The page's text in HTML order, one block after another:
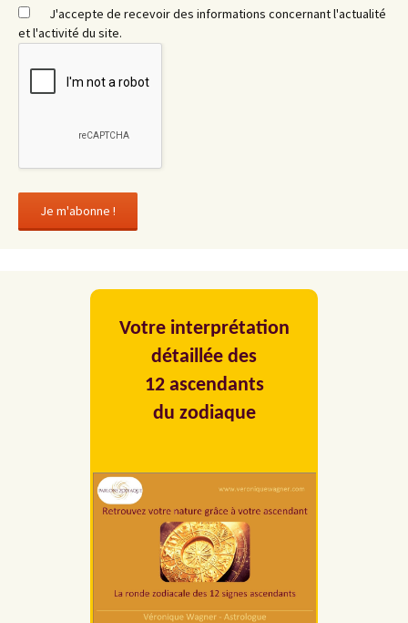
J'accepte de recevoir des informations concernant l'actualité
et l'activité du site.
Votre interprétation
détaillée des
12 ascendants
du zodiaque